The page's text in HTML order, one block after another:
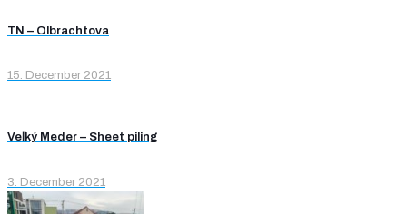
TN – Olbrachtova
15. December 2021
Veľký Meder – Sheet piling
3. December 2021